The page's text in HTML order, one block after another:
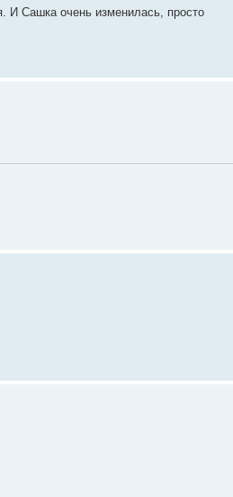
И Сашка очень изменилась, просто